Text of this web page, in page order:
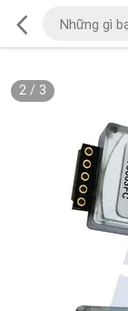
2/ 3